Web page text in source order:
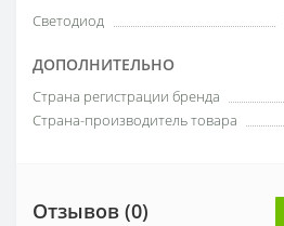
Светодиод
ДОПОЛНИТЕЛЬНО
Страна регистрации бренда
Страна-производитель товара
Отзывов (0)